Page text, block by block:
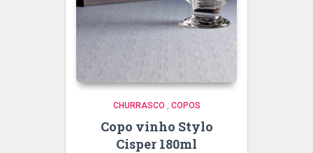
CHURRASCO , COPOS
Copo vinho Stylo
Cisper 180ml